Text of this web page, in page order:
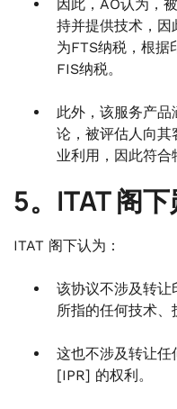
因此，AO认为，
持并提供技术，因
为FTS纳税，根据
FIS纳税。
此外，该服务产
论，被评估人向其
业利用，因此符合
5。ITAT 阁
ITAT 阁下认为：
该协议不涉及转让
所指的任何技术、
这也不涉及转让任
[IPR] 的权利。